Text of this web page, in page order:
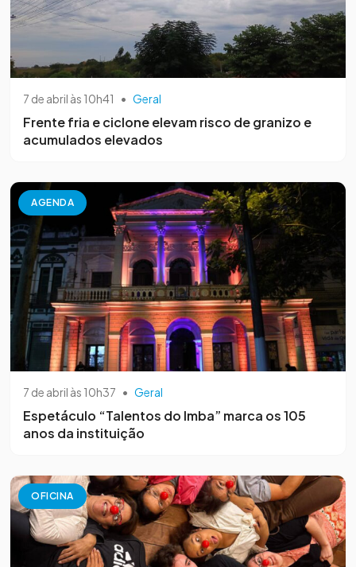
7 de abril às 10h41 • Geral
Frente fria e ciclone elevam risco de granizo e
acumulados elevados
AGENDA
7 de abril às 10h37 • Geral
Espetáculo “Talentos do Imba” marca os 105
anos da instituição
OFICINA